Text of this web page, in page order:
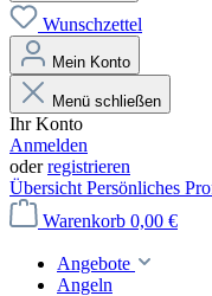
Wunschzettel
Mein Konto
Menü schließen
Ihr Konto
Anmelden
oderregistrieren
Übersicht Persönliches
Warenkorb 0,00 €
Angebote
Angeln